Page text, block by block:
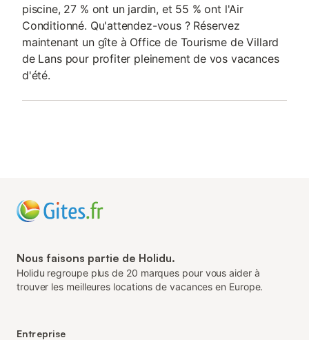
piscine, 27 % ont un jardin, et 55 % ont l'Air
Conditionné. Qu'attendez-vous ? Réservez
maintenant un gîte à Office de Tourisme de Villard
de Lans pour profiter pleinement de vos vacances
d'été.
Nous faisons partie de Holidu.
Holidu regroupe plus de 20 marques pour vous aider à
trouver les meilleures locations de vacances en Europe.
Entreprise